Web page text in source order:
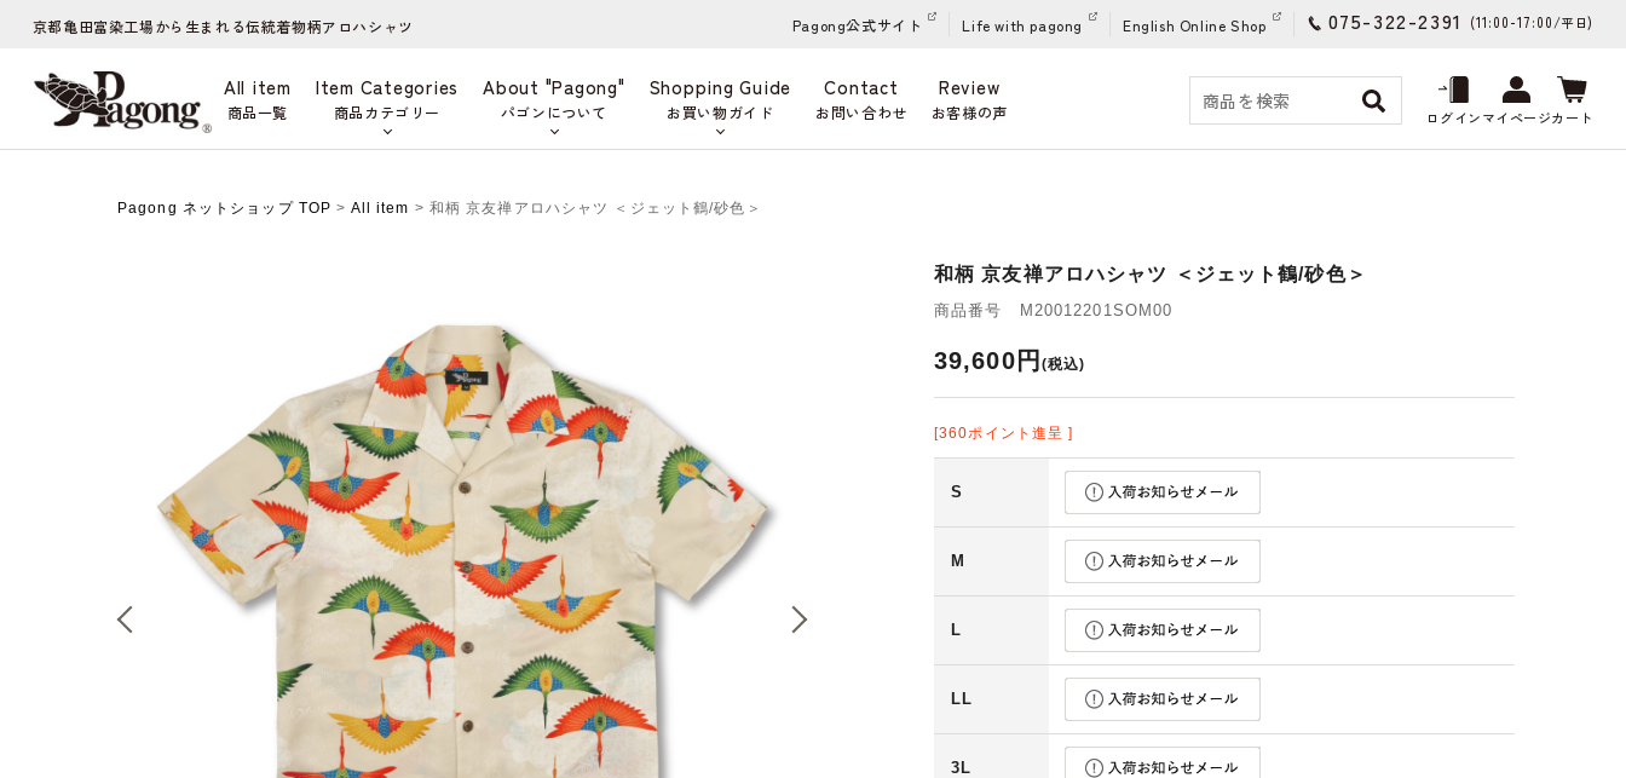
京都亀田富染工場から生まれる伝統着物柄アロハシャツ Pagong公式サイト Life with pagong English Online Shop 075-322-2391 (11:00-17:00/平日)
All item
商品一覧
Item Categories
商品カテゴリー
About "Pagong"
パゴンについて
Shopping Guide
お買い物ガイド
Contact
お問い合わせ
Review
お客様の声 ログインマイページカート
Pagong ネットショップ TOP > All item > 和柄 京友禅アロハシャツ ＜ジェット鶴/砂色＞
和柄 京友禅アロハシャツ ＜ジェット鶴/砂色＞
商品番号 M20012201SOM00
39,600円 (税込)
[360ポイント進呈 ]
S
M
L
LL
3L